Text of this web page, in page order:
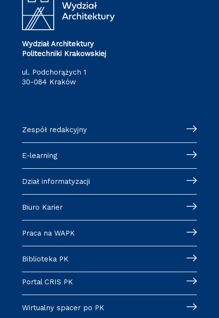
Wydział Architektury
Politechniki Krakowskiej
ul. Podchorążych 1
30-084 Kraków
Zespół redakcyjny
E-learning
Dział informatyzacji
Biuro Karier
Praca na WAPK
Biblioteka PK
Portal CRIS PK
Wirtualny spacer po PK